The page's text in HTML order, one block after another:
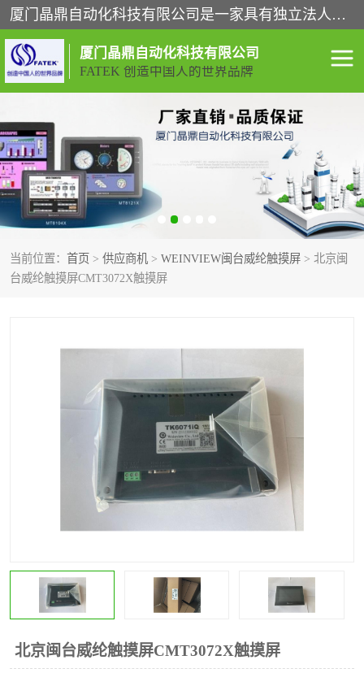
厦门晶鼎自动化科技有限公司是一家具有独立法人资格的高新技术企业；代理销售的产品有台湾威纶触摸屏，魏德米勒全系列，永宏触摸屏,威纶触摸屏,台湾威纶weinview触摸屏,台湾永宏PLC，FATEK,永宏伺服,图儿克总线，施耐德，欧姆龙，西门子，富士变频，K&N蓝系列， BUSSMANN，松下变频器，丹佛斯变频器等。
厦门晶鼎自动化科技有限公司
FATEK 创造中国人的世界品牌
当前位置： 首页 > 供应商机 > WEINVIEW闽台威纶触摸屏 > 北京闽
台威纶触摸屏CMT3072X触摸屏
北京闽台威纶触摸屏CMT3072X触摸屏
闽台永宏PLC WEINVIEW闽台威纶触摸
正弦变频器正弦伺服 魏德米勒接线端子
ABB电流开关 魏德米勒电源
丹佛斯变频器 MOXA通讯模块
其他
安士能开关
普洛菲斯触摸屏
魏德米勒继电器 施迈赛限位开关